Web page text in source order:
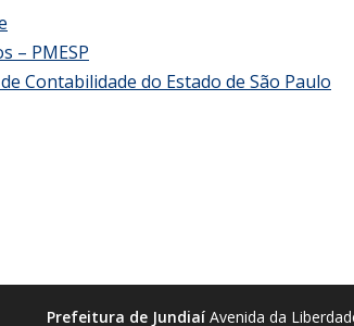
– PMESP
Contabilidade do Estado de São Paulo
Prefeitura de JundiaíAvenida da